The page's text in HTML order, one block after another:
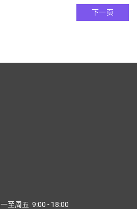
下一页
至周五 9:00 - 18:00